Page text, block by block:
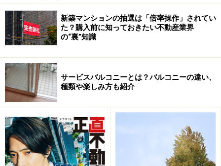
新築マンションの抽選は「倍率操作」されてい
た？購入前に知っておきたい不動産業界
の“裏”知識
サービスバルコニーとは？バルコニーの違い、
種類や楽しみ方も紹介